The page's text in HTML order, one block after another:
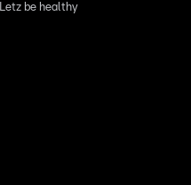
Letz be healthy